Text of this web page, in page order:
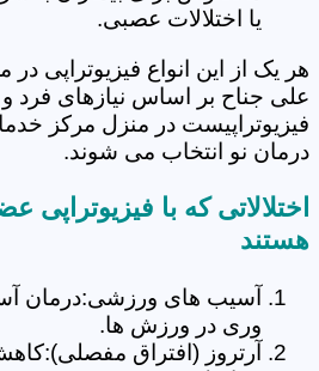
یا اختلالات عصبی.
هر یک از این انواع فیزیوتراپی
علی جناح بر اساس نیازهای
فیزیوتراپیست در منزل مرکز
درمان نو انتخاب می شوند.
اختلالاتی که با فیزیوتراپی
هستند
آسیب های ورزشی:درمان
وری در ورزش ها.
آرتروز (افتراق